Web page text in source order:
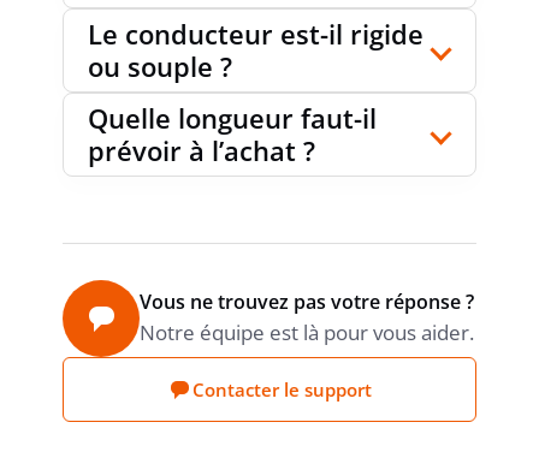
Le conducteur est-il rigide
ou souple ?
Quelle longueur faut-il
prévoir à l’achat ?
Vous ne trouvez pas votre réponse ?
Notre équipe est là pour vous aider.
Contacter le support